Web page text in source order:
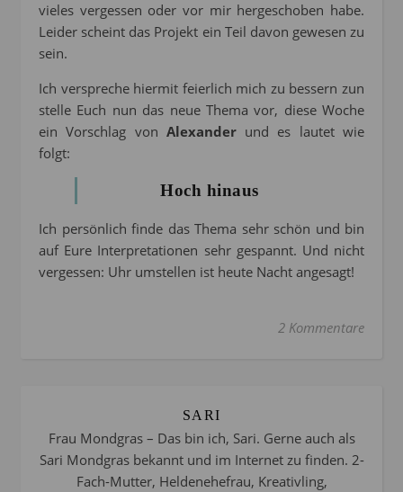
vieles vergessen oder vor mir hergeschoben habe.
Leider scheint das Projekt ein Teil davon gewesen zu
sein.
Ich verspreche hiermit feierlich mich zu bessern zun
stelle Euch nun das neue Thema vor, diese Woche
ein Vorschlag von Alexanderund es lautet wie
folgt:
Hoch hinaus
Ich persönlich finde das Thema sehr schön und bin
auf Eure Interpretationen sehr gespannt. Und nicht
vergessen: Uhr umstellen ist heute Nacht angesagt!
2 Kommentare
SARI
Frau Mondgras – Das bin ich, Sari. Gerne auch als
Sari Mondgras bekannt und im Internet zu finden. 2-
Fach-Mutter, Heldenehefrau, Kreativling,